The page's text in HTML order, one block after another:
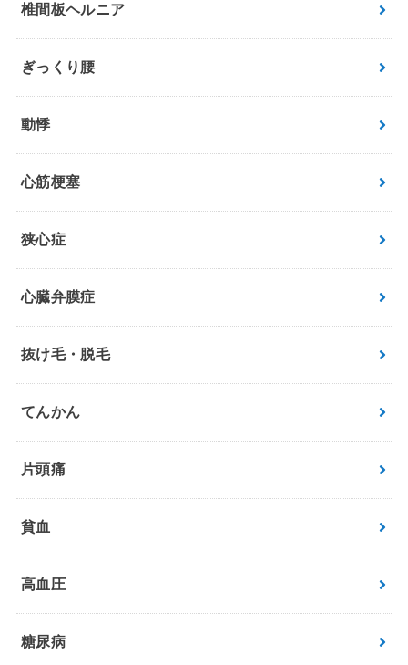
椎間板ヘルニア
ぎっくり腰
動悸
心筋梗塞
狭心症
心臓弁膜症
抜け毛・脱毛
てんかん
片頭痛
貧血
高血圧
糖尿病